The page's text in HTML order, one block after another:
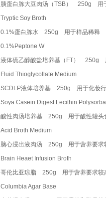
胰蛋白胨大豆肉汤（TSB） 250g 用
Tryptic Soy Broth
0.1%蛋白胨水 250g 用于样品稀释
0.1%Peptone W
液体硫乙醇酸盐培养基（FT） 250g
Fluid Thioglycollate Medium
SCDLP液体培养基 250g 用于化妆行
Soya Casein Digest Lecithin
酸性肉汤培养基 250g 用于酸性罐头
Acid Broth Medium
脑心浸出液肉汤 250g 用于营养要求
Brain Heaet Infusion Broth
哥伦比亚琼脂 250g 用于营养要求较
Columbia Agar Base